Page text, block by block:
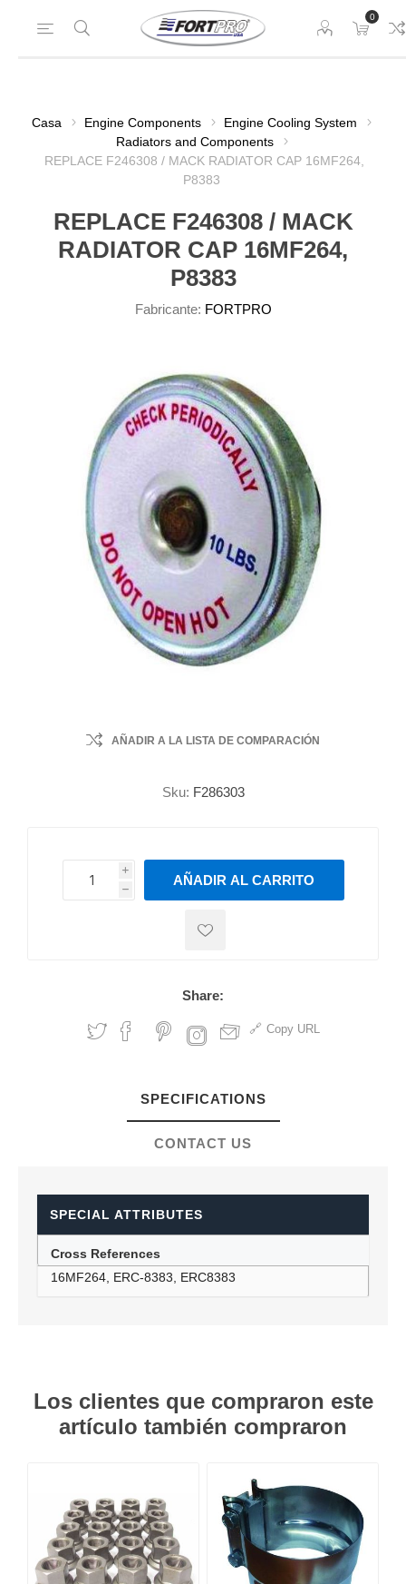
0
Casa Engine Components
Engine Cooling System
Radiators and Components
REPLACE F246308 / MACK RADIATOR CAP 16MF264,
P8383
REPLACE F246308 / MACK
RADIATOR CAP 16MF264,
P8383
Fabricante: FORTPRO
AÑADIR A LA LISTA DE COMPARACIÓN
Sku: F286303
i
h
h
AÑADIR AL CARRITO
Share:
Copy URL
SPECIFICATIONS
CONTACT US
SPECIAL ATTRIBUTES
Cross References
16MF264, ERC-8383, ERC8383
Los clientes que compraron este
artículo también compraron